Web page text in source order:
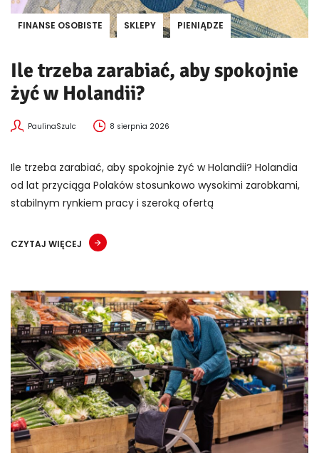
FINANSE OSOBISTE SKLEPY PIENIĄDZE
Ile trzeba zarabiać, aby spokojnie
żyć w Holandii?
PaulinaSzulc 8 sierpnia 2026
Ile trzeba zarabiać, aby spokojnie żyć w Holandii? Holandia
od lat przyciąga Polaków stosunkowo wysokimi zarobkami,
stabilnym rynkiem pracy i szeroką ofertą
CZYTAJ WIĘCEJ